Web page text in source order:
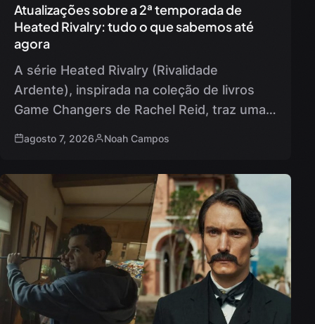
Atualizações sobre a 2ª temporada de
Heated Rivalry: tudo o que sabemos até
agora
A série Heated Rivalry (Rivalidade
Ardente), inspirada na coleção de livros
Game Changers de Rachel Reid, traz uma
de hóquei Shane Hollander e Ilya
agosto 7, 2026 Noah Campos